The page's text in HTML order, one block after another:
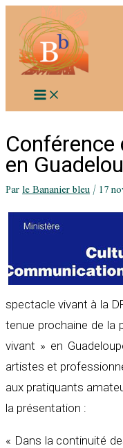
contenu
en
Parle Bananier bleu/17
spectacle vivant à la
tenue prochaine de la
vivant » en
artistes et
aux pratiquants
la présentation :
« Dans la continuité